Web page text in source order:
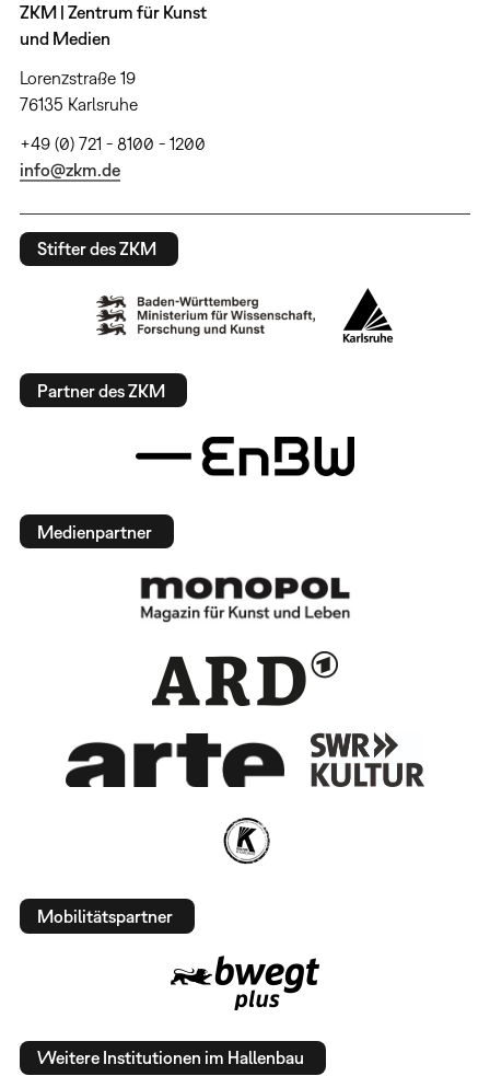
ZKM | Zentrum für Kunst
und Medien
Lorenzstraße 19
76135 Karlsruhe
+49 (0) 721 - 8100 - 1200
info@zkm.de
Stifter des ZKM
Partner des ZKM
Medienpartner
Mobilitätspartner
Weitere Institutionen im Hallenbau